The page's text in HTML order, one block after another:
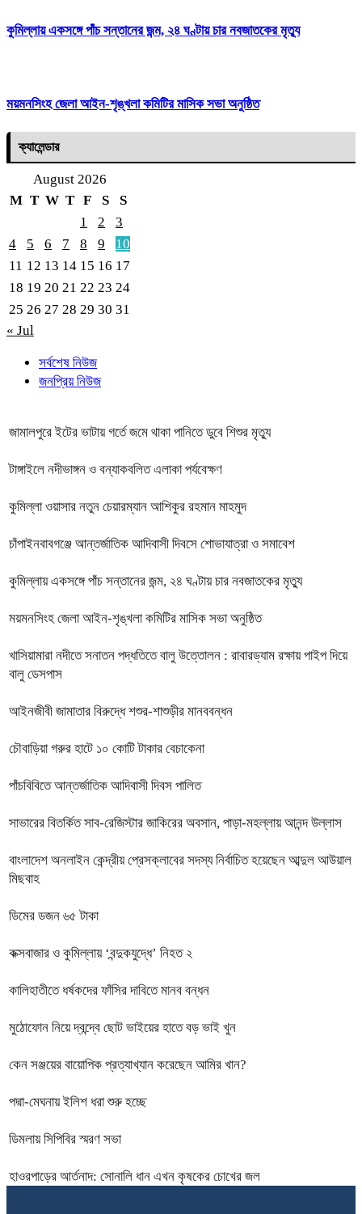
কুমিল্লায় একসঙ্গে পাঁচ সন্তানের জন্ম, ২৪ ঘণ্টায় চার নবজাতকের মৃত্যু
ময়মনসিংহ জেলা আইন-শৃঙ্খলা কমিটির মাসিক সভা অনুষ্ঠিত
ক্যালেন্ডার
August 2026
M T W T F S
S
1
2
3
4
5 6 7 8 9
10
11 12 13 14 15 16 17
18 19 20 21 22 23 24
25 26 27 28 29 30 31
« Jul
সর্বশেষ নিউজ
জনপ্রিয় নিউজ
জামালপুরে ইটের ভাটায় গর্তে জমে থাকা পানিতে ডুবে শিশুর মৃত্যু
টাঙ্গাইলে নদীভাঙ্গন ও বন্যাকবলিত এলাকা পর্যবেক্ষণ
কুমিল্লা ওয়াসার নতুন চেয়ারম্যান আশিকুর রহমান মাহমুদ
চাঁপাইনবাবগঞ্জে আন্তর্জাতিক আদিবাসী দিবসে শোভাযাত্রা ও সমাবেশ
কুমিল্লায় একসঙ্গে পাঁচ সন্তানের জন্ম, ২৪ ঘণ্টায় চার নবজাতকের মৃত্যু
ময়মনসিংহ জেলা আইন-শৃঙ্খলা কমিটির মাসিক সভা অনুষ্ঠিত
খাসিয়ামারা নদীতে সনাতন পদ্ধতিতে বালু উত্তোলন : রাবারড্যাম রক্ষায় পাইপ দিয়ে
বালু ডেসপাস
আইনজীবী জামাতার বিরুদ্ধে শশুর-শাশুড়ীর মানববন্ধন
চৌবাড়িয়া গরুর হাটে ১০ কোটি টাকার বেচাকেনা
পাঁচবিবিতে আন্তর্জাতিক আদিবাসী দিবস পালিত
সাভারের বিতর্কিত সাব-রেজিস্টার জাকিরের অবসান, পাড়া-মহল্লায় আনন্দ উল্লাস
বাংলাদেশ অনলাইন কেন্দ্রীয় প্রেসক্লাবের সদস্য নির্বাচিত হয়েছেন আব্দুল আউয়াল
মিছবাহ
ডিমের ডজন ৬৫ টাকা
কক্সবাজার ও কুমিল্লায় ‘বন্দুকযুদ্ধে’ নিহত ২
কালিহাতীতে ধর্ষকদের ফাঁসির দাবিতে মানব বন্ধন
মুঠোফোন নিয়ে দ্বন্দ্বে ছোট ভাইয়ের হাতে বড় ভাই খুন
কেন সঞ্জয়ের বায়োপিক প্রত্যাখ্যান করেছেন আমির খান?
পদ্মা-মেঘনায় ইলিশ ধরা শুরু হচ্ছে
ডিমলায় সিপিবির স্মরণ সভা
হাওরপাড়ের আর্তনাদ: সোনালি ধান এখন কৃষকের চোখের জল